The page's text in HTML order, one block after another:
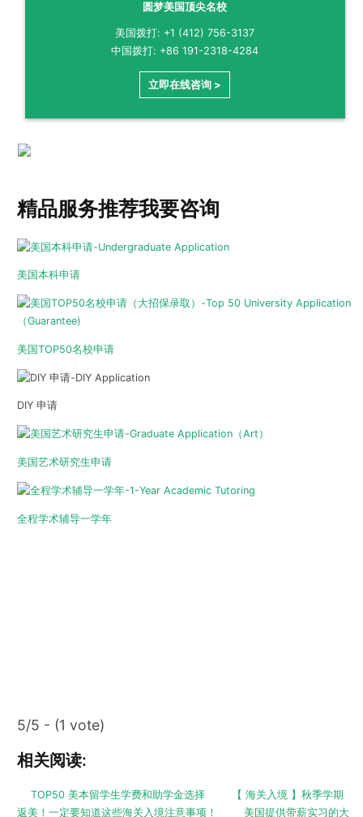
圆梦美国顶尖名校
美国拨打: +1 (412) 756-3137
中国拨打: +86 191-2318-4284
立即在线咨询 >
精品服务推荐我要咨询
美国本科申请
美国TOP50名校申请
DIY 申请
美国艺术研究生申请
全程学术辅导一学年
5/5 - (1 vote)
相关阅读:
TOP50 美本留学生学费和助学金选择
【 海关入境 】秋季学期
返美！一定要知道这些海关入境注意事项！
美国提供带薪实习的大